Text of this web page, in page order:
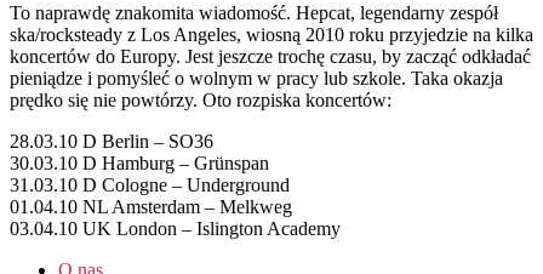
To naprawdę znakomita wiadomość. Hepcat, legendarny zespół
ska/rocksteady z Los Angeles, wiosną 2010 roku przyjedzie na kilka
koncertów do Europy. Jest jeszcze trochę czasu, by zacząć odkładać
pieniądze i pomyśleć o wolnym w pracy lub szkole. Taka okazja
prędko się nie powtórzy. Oto rozpiska koncertów:
28.03.10 D Berlin – SO36
30.03.10 D Hamburg – Grünspan
31.03.10 D Cologne – Underground
01.04.10 NL Amsterdam – Melkweg
03.04.10 UK London – Islington Academy
O nas